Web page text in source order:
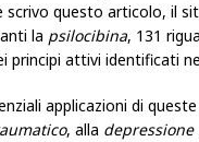
scrivo questo articolo, il
la psilocibina, 131
principi attivi identificati
applicazioni di
, alla